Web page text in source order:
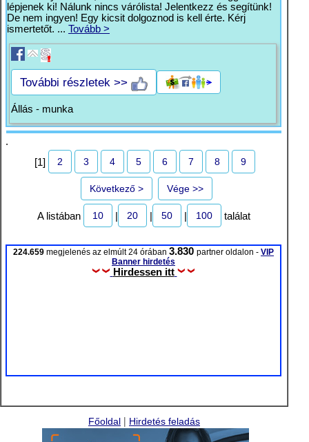
lépjenek ki! Nálunk nincs várólista! Jelentkezz és segítünk!
De nem ingyen! Egy kicsit dolgoznod is kell érte. Kérj
ismertetőt. ... Tovább >
További részletek >>
Állás - munka
.
[1]
2 3 4 5 6 7 8 9
Következő > Vége >>
A listában 10 20 50 100 találat
224.659 megjelenés az elmúlt 24 órában 3.830 partner oldalon - VIP
Banner hirdetés
Hirdessen itt
Főoldal | Hirdetés feladás